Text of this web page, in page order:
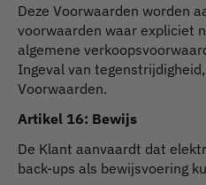
Deze Voorwaarden worden
voorwaarden waar expliciet
algemene
Ingeval van
Voorwaarden.
Artikel 16: Bewijs
De Klant aanvaardt dat
back-ups als bewijsvoering